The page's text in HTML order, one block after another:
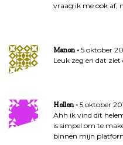
vraag ik me ook af,
Manon
5 oktober
Leuk zeg en dat
Hellen
5 oktober
Ahh ik vind dit
is simpel om te
binnen mijn